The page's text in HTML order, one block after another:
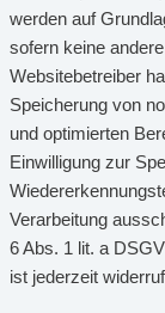
werden auf
sofern keine
Websitebetreiber
Speicherung von
und optimierten
Einwilligung zur
Verarbeitung
6 Abs. 1 lit. a
ist jederzeit